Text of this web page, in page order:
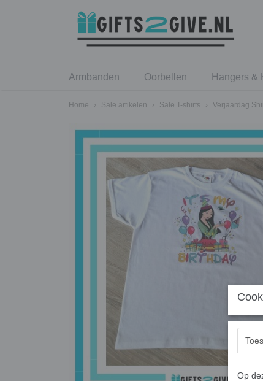
Armbanden Oorbellen Hangers &
Home › Sale artikelen › Sale T-shirts › Verjaardag
Op